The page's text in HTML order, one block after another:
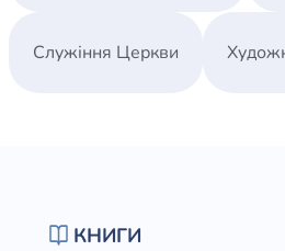
Служіння Церкви
КНИГИ